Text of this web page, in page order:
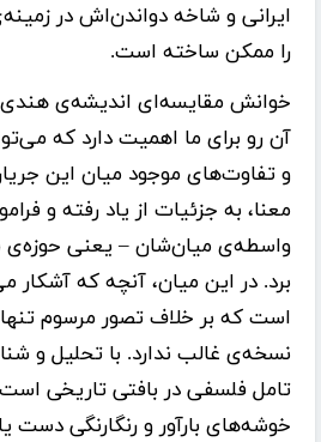
ایرانی و شاخه دواندن‌اش در
را ممکن ساخته است.
خوانش مقایسه‌ای اندیشه‌ی هندی
آن رو برای ما اهمیت دارد که
و تفاوت‌های موجود میان این
معنا، به جزئیات از یاد رفته و
واسطه‌ی میان‌شان – یعنی حوزه‌ی
برد. در این میان، آنچه که آشکار
است که بر خلاف تصور مرسوم
نسخه‌ی غالب ندارد. با تحلیل و
تامل فلسفی در بافتی تاریخی
خوشه‌های بارآور و رنگارنگی دست